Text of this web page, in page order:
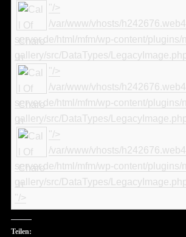
"/>
/var/www/vhosts/
server.de/html/mfm/wp-content/plugins/
gallery/src/DataTypes/
"/>
/var/www/vhosts/
server.de/html/mfm/wp-content/plugins/
gallery/src/DataTypes/
"/>
/var/www/vhosts/
server.de/html/mfm/wp-content/plugins/
gallery/src/DataTypes/
"/>
Teilen: